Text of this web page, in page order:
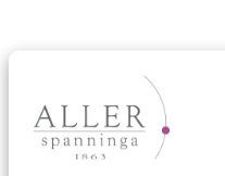
Ons aanbod